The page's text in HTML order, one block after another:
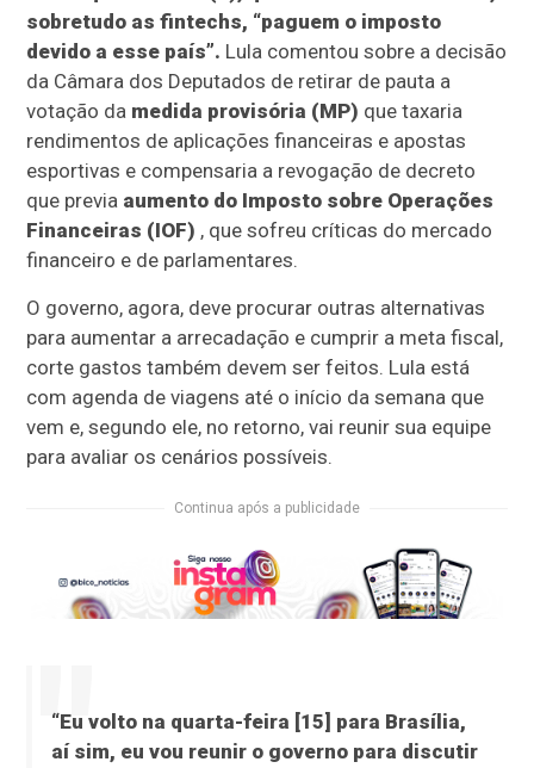
sobretudo as fintechs, “paguem o imposto
devido a esse país”. Lula comentou sobre a decisão
da Câmara dos Deputados de retirar de pauta a
votação da medida provisória (MP) que taxaria
rendimentos de aplicações financeiras e apostas
esportivas e compensaria a revogação de decreto
que previa aumento do Imposto sobre Operações
Financeiras (IOF) , que sofreu críticas do mercado
financeiro e de parlamentares.
O governo, agora, deve procurar outras alternativas
para aumentar a arrecadação e cumprir a meta fiscal,
corte gastos também devem ser feitos. Lula está
com agenda de viagens até o início da semana que
vem e, segundo ele, no retorno, vai reunir sua equipe
para avaliar os cenários possíveis.
Continua após a publicidade
“Eu volto na quarta-feira [15] para Brasília,
aí sim, eu vou reunir o governo para discutir